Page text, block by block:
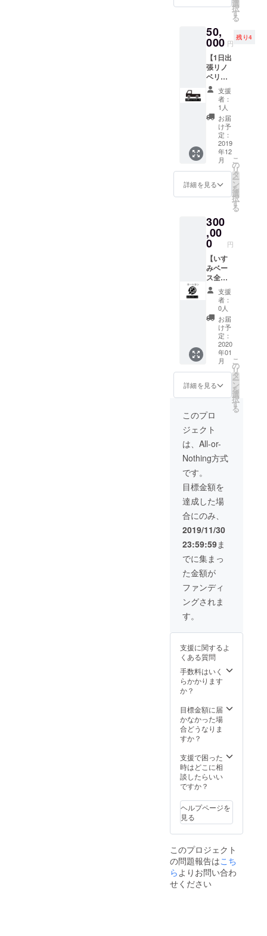
はご負
（JR長
者町
駅）日
帰りで
も泊ま
り（テ
ントの
素泊ま
り）で
も可能
です。
・旅行
中に発
生した
事故や
病気な
どに関
は、こ
ちらに
故意・
重過失
がある
場合を
除き、
一切の
責任を
負いか
ねます
ことを
あらか
じめご
了承く
ださ
い。 ・
防止の
ため貴
持ち歩
くなど
ご本
人・参
加者・
保護者
任に
おいて
管理さ
れます
ようお
願いし
ます。
盗難・
紛失に
ついて
の一切
の責任
は負い
ませ
たって
の往
路・帰
路等移
動途中
に対し
ても責
任を負
いかね
現地へ
の道中
は事故
等の無
お気を
つけく
限はプ
ロジェ
クト成
立月か
ら１年
通費は
ご負担
くださ
い。
（JR長
者町
駅） ・
旅行中
に発生
した事
故や怪
我・病
気など
に関し
ては、
に故
意・重
合を除
き、一
切の責
任を負
いかね
ますこ
とをあ
らかじ
めご了
承くだ
さい。
・盗難
等防止
のため
貴重品
は持ち
どご本
人・参
保護者
様の責
任に
おいて
管理さ
れます
願いし
ます。
盗難・
紛失に
ついて
の一切
の責任
は負い
ませ
ん。 ・
現地へ
の道中
は事故
等の無
つけく
ださ
い。 ・
有効期
限はプ
ロジェ
ら2年と
させて
頂きま
人2名子
供2名
めス
ポット
もお伝
えしま
す。 ・
プロ
ジェク
ト成立
後の
2020年
1月から
非公開
の
Facebo
しま
す。週
末の具
スケ
ジュー
ルの共
有、コ
ミュニ
ケー
ション
はこの
ページ
内でお
こない
ます。
・家を
貸すわ
せん。
ペース
とテン
ト寝
袋、自
お貸し
するの
みなの
れ以外
のもの
でお持
ちくだ
・現地
までの
宿泊費
さい。
（JR長
者町
駅）日
帰りで
も泊ま
素泊ま
り）で
も可能
中に発
生した
事故や
怪我・
どに関
は、こ
ちらに
重過失
がある
場合を
除き、
期限は1
回目の
使用月
から1年
とさせ
て頂き
ます。
いすみ
ベース
に来て
頂き、
自転車
で海や
川など
好きな
とこに
行くの
内で薪
割り、
土いじ
り、工
具を
使って
DIYな
ど、 自
由に外
房の1日
を楽し
いでく
ださ
い。 大
人2名子
供2名
おすす
めス
えしま
プロ
ジェク
後の
非公開
の
Facebo
okグ
ループ
しま
す。週
末の具
体的な
スケ
ジュー
ルの共
ケー
ション
はこの
ページ
内でお
こない
貸すわ
けでは
ありま
ペース
とテン
ト寝
袋、自
お貸し
するの
みなの
で、そ
のもの
は各自
でお持
ちくだ
さい。
選
択
す
る
50,
000 円
残り4
【1日出
張リノ
ベリ
ター
ン】 あ
なたの
家やお
店で壊
れてい
るもの
をリノ
ベしま
す。 電
気、水
道など
ものは
NGで
す。 東
京近郊
以外は
別途交
通費頂
きま
す。
（応相
談）
支援
者：
1人
お届
け予
定：
2019
年12
月
詳細を見る
こ
の
リ
タ
ー
ン
を
選
択
す
る
300
,00
0 円
【いす
みベー
ス全力
応援】
支援し
ます！
の気持
ちで
300,000
円 リ
ターン
は、直
筆のお
手紙と
いすみ
の町を1
日アテ
ンドし
ます。
交通費
と食費
はリ
ます。
※いすみ
の町ま
での交
通費は
ご負担
くださ
い。
支援
者：
0人
お届
け予
定：
2020
年01
月
詳細を見る
こ
の
リ
タ
ー
ン
を
選
択
す
る
このプロ
ジェクト
は、All-or-
Nothing方式
です。
目標金額を
達成した場
合にのみ、
2019/11/30
23:59:59ま
でに集まっ
た金額が
ファンディ
ングされま
す。
支援に関するよ
くある質問
手数料はいく
らかかります
か？
目標金額に届
かなかった場
合どうなりま
すか？
支援で困った
時はどこに相
談したらいい
ですか？
ヘルプページを
見る
このプロジェクト
の問題報告はこち
らよりお問い合わ
せください